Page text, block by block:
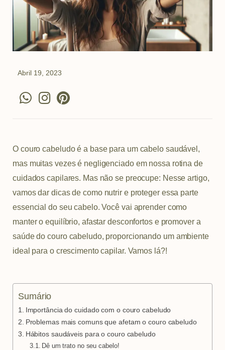
Abril 19, 2023
W
s
a
p
p
I
n
a
g
r
a
m
P
i
e
r
e
s
t
O couro cabeludo é a base para um cabelo saudável,
mas muitas vezes é negligenciado em nossa rotina de
cuidados capilares. Mas não se preocupe: Nesse artigo,
vamos dar dicas de como nutrir e proteger essa parte
essencial do seu cabelo. Você vai aprender como
manter o equilíbrio, afastar desconfortos e promover a
saúde do couro cabeludo, proporcionando um ambiente
ideal para o crescimento capilar. Vamos lá?!
Sumário
Importância do cuidado com o couro cabeludo
Problemas mais comuns que afetam o couro cabeludo
Hábitos saudáveis para o couro cabeludo
Dê um trato no seu cabelo!